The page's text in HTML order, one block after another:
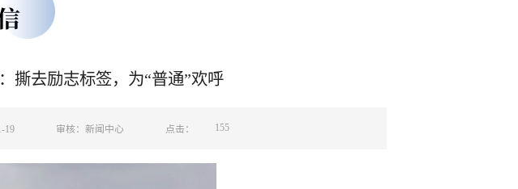
撕去励志标签，为“普通”欢呼
19 审核：新闻中心 点击： 155